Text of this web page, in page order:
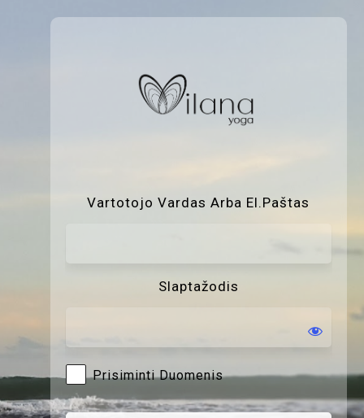
Vartotojo Vardas Arba El.paštas
Slaptažodis
Prisiminti Duomenis